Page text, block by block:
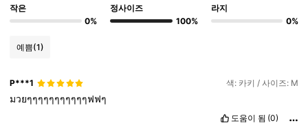
작은
0%
정사이즈
100%
라지
0%
예쁨(1)
P***1 색: 카키 / 사이즈: M
มวยๆๆๆๆๆๆๆๆๆๆๆฟฟๆ
도움이 됨 (0)